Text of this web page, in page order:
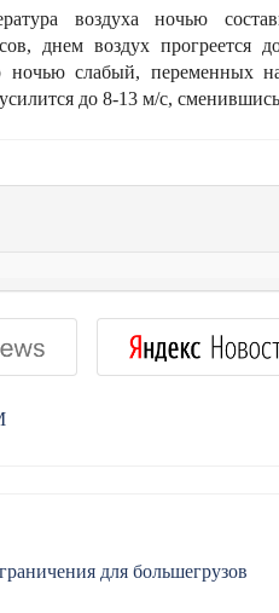
воздуха ночью
днем воздух прогреется
ночью слабый, переменных
до 8-13 м/с,
для большегрузов